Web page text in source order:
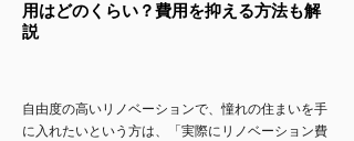
用はどのくらい？費用を抑える方法も解
説
自由度の高いリノベーションで、憧れの住まいを手
に入れたいという方は、「実際にリノベーション費